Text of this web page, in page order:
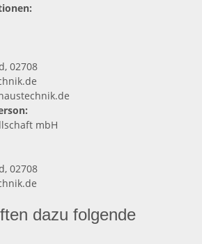
02708
mbH
02708
dazu folgende